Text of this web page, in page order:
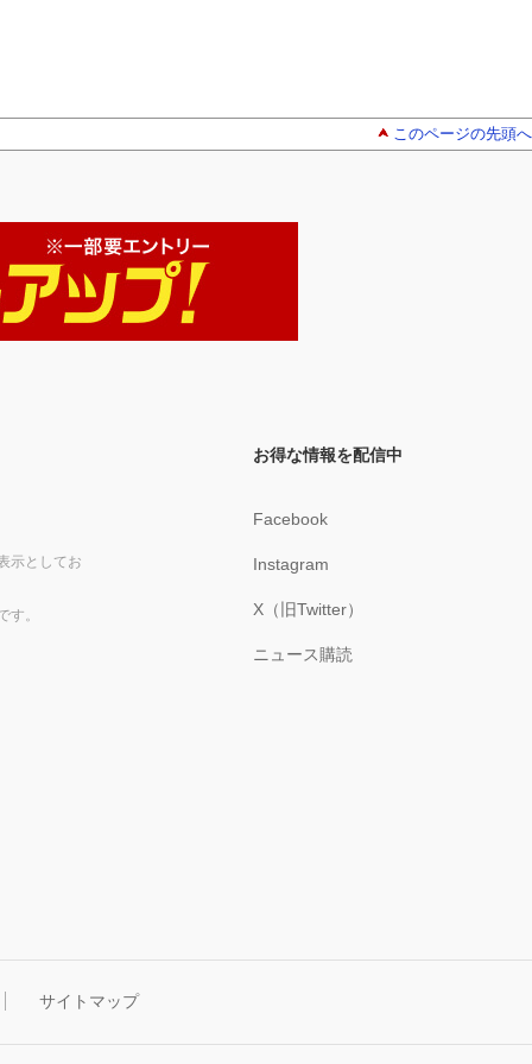
このページの先頭へ
示としてお
す。
お得な情報を配信中
Facebook
Instagram
X（旧Twitter）
ニュース購読
サイトマップ